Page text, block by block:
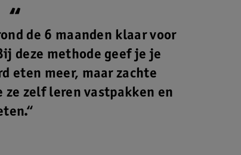
de 6 maanden klaar voor
deze methode geef je je
eten meer, maar zachte
ze zelf leren vastpakken en